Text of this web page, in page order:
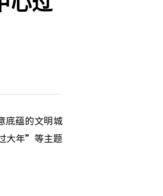
底蕴的文明城
大年”等主题